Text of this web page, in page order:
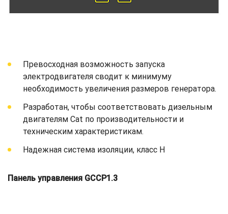
Превосходная возможность запуска
электродвигателя сводит к минимуму
необходимость увеличения размеров генератора.
Разработан, чтобы соответствовать дизельным
двигателям Cat по производительности и
техническим характеристикам.
Надежная система изоляции, класс H
Панель управления GCCP1.3